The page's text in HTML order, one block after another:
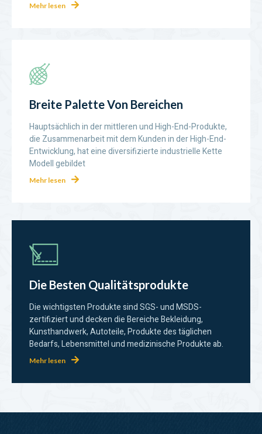
Mehr lesen
Breite Palette Von Bereichen
Hauptsächlich in der mittleren und High-End-Produkte,
die Zusammenarbeit mit dem Kunden in der High-End-
Entwicklung, hat eine diversifizierte industrielle Kette
Modell gebildet
Mehr lesen
Die Besten Qualitätsprodukte
Die wichtigsten Produkte sind SGS- und MSDS-
zertifiziert und decken die Bereiche Bekleidung,
Kunsthandwerk, Autoteile, Produkte des täglichen
Bedarfs, Lebensmittel und medizinische Produkte ab.
Mehr lesen